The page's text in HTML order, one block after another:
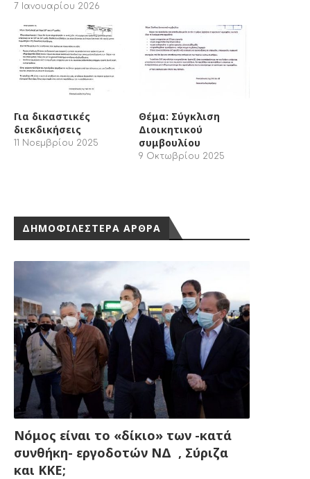
7 Ιανουαρίου 2026
Για δικαστικές
διεκδικήσεις
11 Νοεμβρίου 2025
Θέμα: Σύγκλιση
Διοικητικού
συμβουλίου
9 Οκτωβρίου 2025
ΔΗΜΟΦΙΛΕΣΤΕΡΑ ΑΡΘΡΑ
Νόμος είναι το «δίκιο» των -κατά
συνθήκη- εργοδοτών ΝΔ , Σύριζα
και ΚΚΕ;